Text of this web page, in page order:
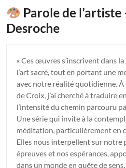
Parole de
Desroche
« Ces œuvres s’inscrivent dans
l’art sacré, tout en portant une
avec notre réalité quotidienne.
de Croix, j’ai cherché à traduire
l’intensité du chemin parcouru
Une série qui invite à la
méditation, particulièrement en
Elles nous interpellent sur notre
épreuves et nos espérances,
dans un monde en quête de sens.